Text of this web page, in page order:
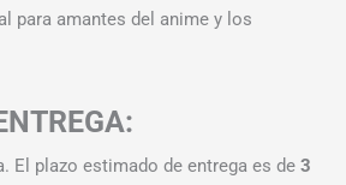
para amantes del anime y los
El plazo estimado de entrega es de 3